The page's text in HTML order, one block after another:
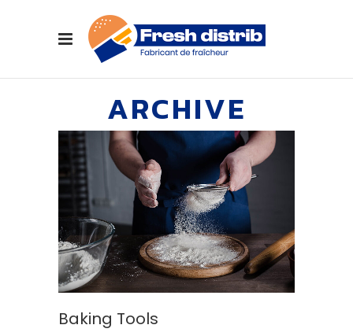
ARCHIVE
Baking Tools